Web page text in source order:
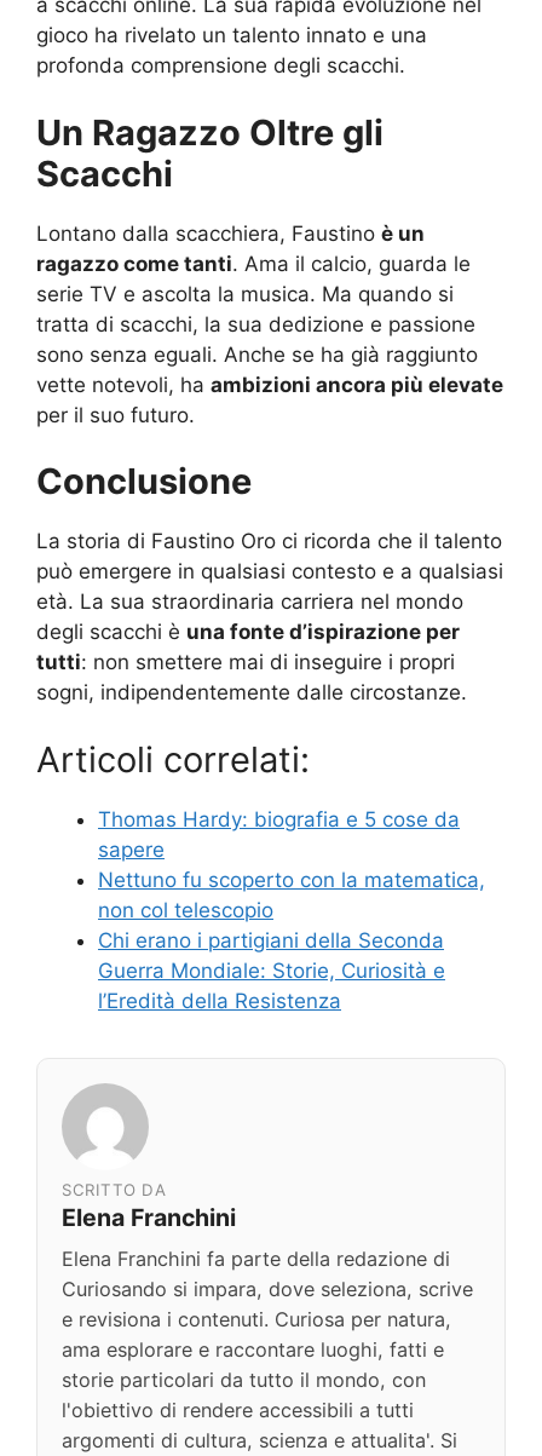
a scacchi online. La sua rapida evoluzione nel
gioco ha rivelato un talento innato e una
profonda comprensione degli scacchi.
Un Ragazzo Oltre gli
Scacchi
Lontano dalla scacchiera, Faustino è un
ragazzo come tanti. Ama il calcio, guarda le
serie TV e ascolta la musica. Ma quando si
tratta di scacchi, la sua dedizione e passione
sono senza eguali. Anche se ha già raggiunto
vette notevoli, ha ambizioni ancora più elevate
per il suo futuro.
Conclusione
La storia di Faustino Oro ci ricorda che il talento
può emergere in qualsiasi contesto e a qualsiasi
età. La sua straordinaria carriera nel mondo
degli scacchi è una fonte d’ispirazione per
tutti: non smettere mai di inseguire i propri
sogni, indipendentemente dalle circostanze.
Articoli correlati:
Thomas Hardy: biografia e 5 cose da
sapere
Nettuno fu scoperto con la matematica,
non col telescopio
Chi erano i partigiani della Seconda
Guerra Mondiale: Storie, Curiosità e
l’Eredità della Resistenza
SCRITTO DA
Elena Franchini
Elena Franchini fa parte della redazione di
Curiosando si impara, dove seleziona, scrive
e revisiona i contenuti. Curiosa per natura,
ama esplorare e raccontare luoghi, fatti e
storie particolari da tutto il mondo, con
l'obiettivo di rendere accessibili a tutti
argomenti di cultura, scienza e attualita'. Si